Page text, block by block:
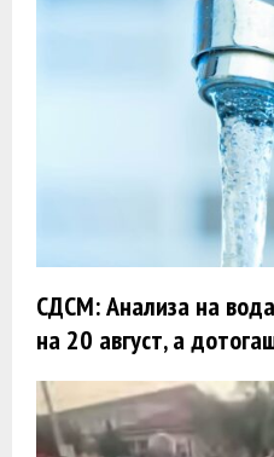
СДСМ: Анализа на
на 20 август, а